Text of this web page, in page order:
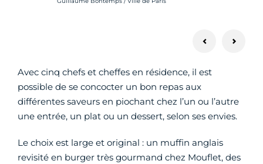
Avec cinq chefs et cheffes en résidence, il est
possible de se concocter un bon repas aux
différentes saveurs en piochant chez l’un ou l’autre
une entrée, un plat ou un dessert, selon ses envies.
Le choix est large et original : un muffin anglais
revisité en burger très gourmand chez Mouflet, des